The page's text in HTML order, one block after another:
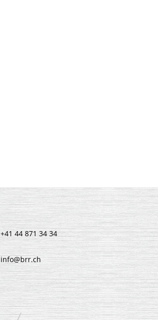
+41 44 871 34 34
info@brr.ch